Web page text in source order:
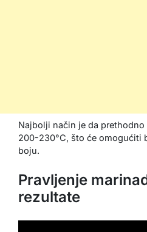
Najbolji način je da
200-230°C, što će omogućiti
boju.
Pravljenje
rezultate